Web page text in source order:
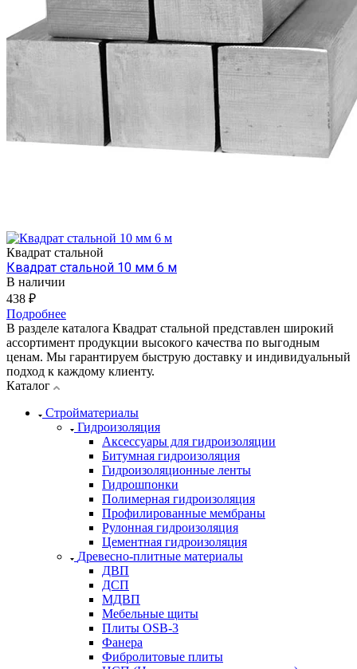
Квадрат стальной
Квадрат стальной 10 мм 6 м
В наличии
438 ₽
Подробнее
В разделе каталога Квадрат стальной представлен широкий
ассортимент продукции высокого качества по выгодным
ценам. Мы гарантируем быструю доставку и индивидуальный
подход к каждому клиенту.
Каталог
Стройматериалы
Гидроизоляция
Аксессуары для гидроизоляции
Битумная гидроизоляция
Гидроизоляционные ленты
Гидрошпонки
Полимерная гидроизоляция
Профилированные мембраны
Рулонная гидроизоляция
Цементная гидроизоляция
Древесно-плитные материалы
ДВП
ДСП
МДВП
Мебельные щиты
Плиты OSB-3
Фанера
Фибролитовые плиты